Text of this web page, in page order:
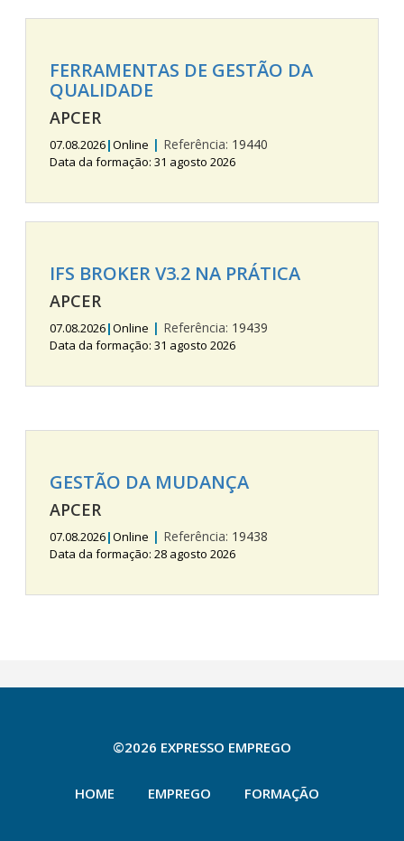
FERRAMENTAS DE GESTÃO DA
QUALIDADE
APCER
07.08.2026|Online | Referência: 19440
Data da formação: 31 agosto 2026
IFS BROKER V3.2 NA PRÁTICA
APCER
07.08.2026|Online | Referência: 19439
Data da formação: 31 agosto 2026
GESTÃO DA MUDANÇA
APCER
07.08.2026|Online | Referência: 19438
Data da formação: 28 agosto 2026
©2026 EXPRESSO EMPREGO
HOME EMPREGO FORMAÇÃO